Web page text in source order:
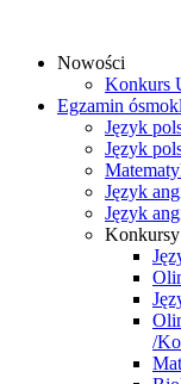
Nowości
Konkurs
Egzamin
Język
Język
Język
Język
/